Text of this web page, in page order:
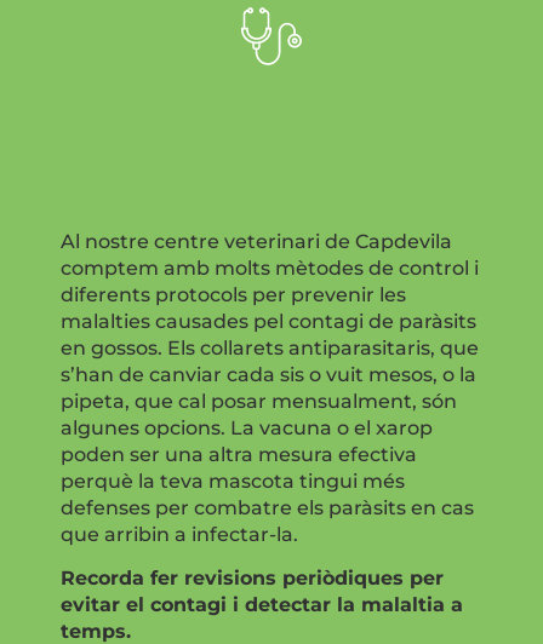
Al nostre centre veterinari de Capdevila
comptem amb molts mètodes de control i
diferents protocols per prevenir les
malalties causades pel contagi de paràsits
en gossos. Els collarets antiparasitaris, que
s’han de canviar cada sis o vuit mesos, o la
pipeta, que cal posar mensualment, són
algunes opcions. La vacuna o el xarop
poden ser una altra mesura efectiva
perquè la teva mascota tingui més
defenses per combatre els paràsits en cas
que arribin a infectar-la.
Recorda fer revisions periòdiques per
evitar el contagi i detectar la malaltia a
temps.